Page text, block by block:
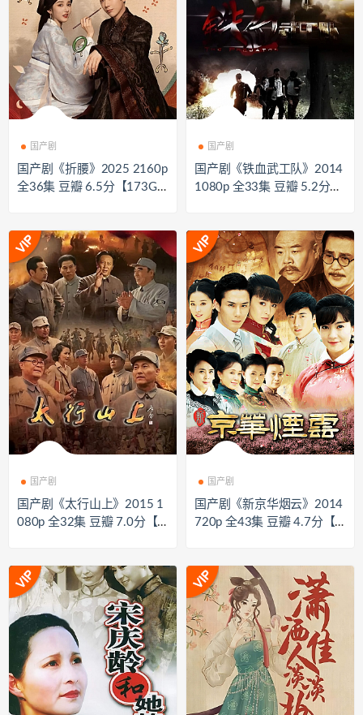
国产剧
国产剧《折腰》2025 2160p
全36集 豆瓣 6.5分【173G
国产剧
国产剧《铁血武工队》2014
1080p 全33集 豆瓣 5.2分
国产剧
国产剧《太行山上》2015 1
080p 全32集 豆瓣 7.0分【6
国产剧
国产剧《新京华烟云》2014
720p 全43集 豆瓣 4.7分【1